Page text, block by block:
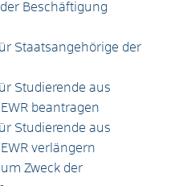
Beschäftigung
Staatsangehörige der
Studierende aus
beantragen
Studierende aus
verlängern
Zweck der